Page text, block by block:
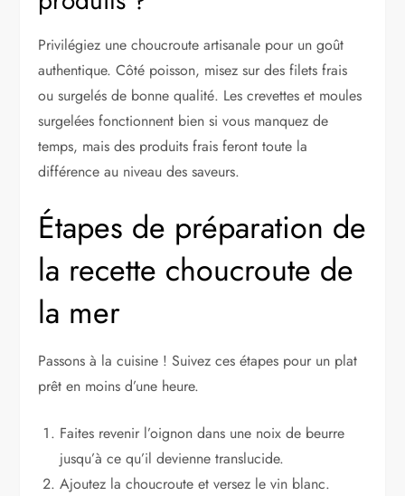
Privilégiez une choucroute artisanale pour un goût
authentique. Côté poisson, misez sur des filets frais
ou surgelés de bonne qualité. Les crevettes et moules
surgelées fonctionnent bien si vous manquez de
temps, mais des produits frais feront toute la
différence au niveau des saveurs.
Étapes de préparation de
la recette choucroute de
la mer
Passons à la cuisine ! Suivez ces étapes pour un plat
prêt en moins d’une heure.
Faites revenir l’oignon dans une noix de beurre
jusqu’à ce qu’il devienne translucide.
Ajoutez la choucroute et versez le vin blanc.